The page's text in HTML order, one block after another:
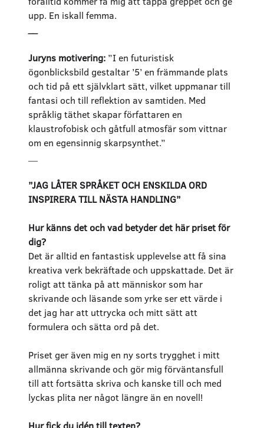
upp. En iskall femma.
Juryns motivering: ”I en futuristisk
ögonblicksbild gestaltar ’5’ en främmande plats
och tid på ett självklart sätt, vilket uppmanar till
fantasi och till reflektion av samtiden. Med
språklig täthet skapar författaren en
klaustrofobisk och gåtfull atmosfär som vittnar
om en egensinnig skarpsynthet.”
”JAG LÅTER SPRÅKET OCH ENSKILDA ORD
INSPIRERA TILL NÄSTA HANDLING”
Hur känns det och vad betyder det här priset för
dig?
Det är alltid en fantastisk upplevelse att få sina
kreativa verk bekräftade och uppskattade. Det är
roligt att tänka på att människor som har
skrivande och läsande som yrke ser ett värde i
det jag har att uttrycka och mitt sätt att
formulera och sätta ord på det.
Priset ger även mig en ny sorts trygghet i mitt
allmänna skrivande och gör mig förväntansfull
till att fortsätta skriva och kanske till och med
lyckas plita ner något längre än en novell!
Hur fick du idén till texten?